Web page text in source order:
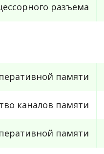
разъема
памяти
каналов памяти
памяти